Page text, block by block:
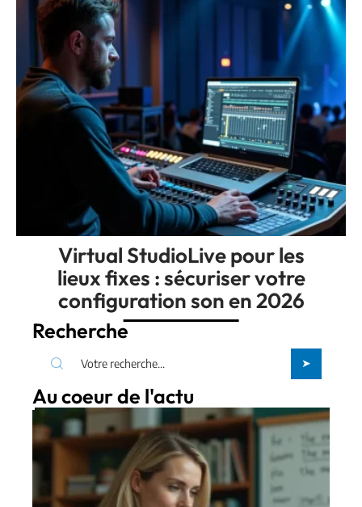
Virtual StudioLive pour les
lieux fixes : sécuriser votre
configuration son en 2026
Recherche
Au coeur de l'actu